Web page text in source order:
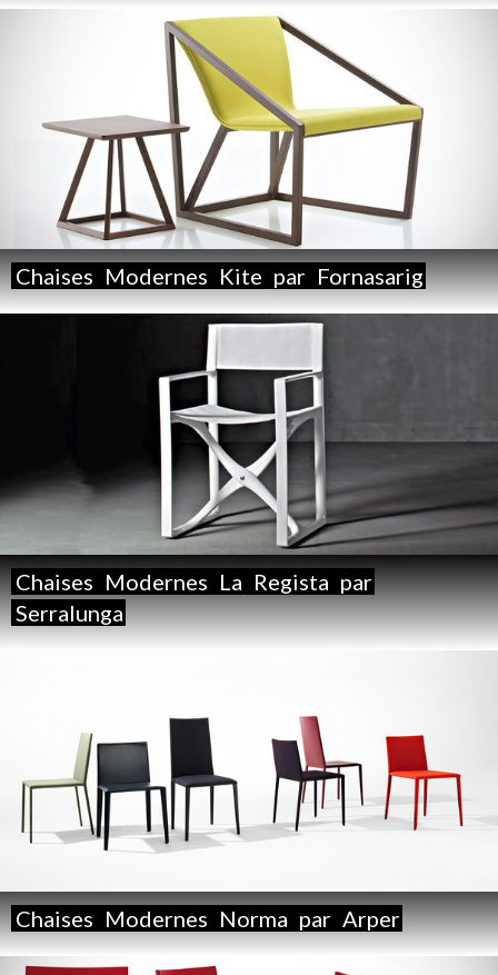
Chaises Modernes Kite par Fornasarig
Chaises Modernes La Regista par
Serralunga
Chaises Modernes Norma par Arper